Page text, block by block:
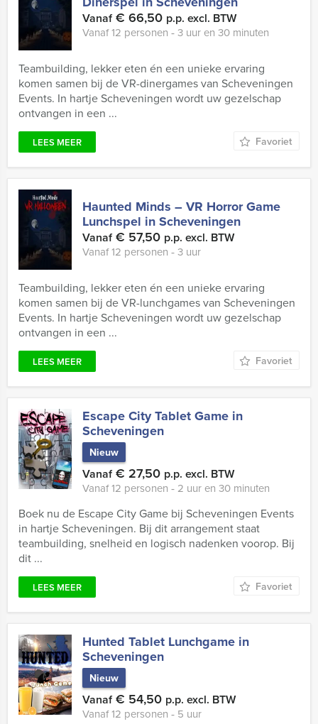
Vanaf€ 66,50 p.p. excl. BTW
Vanaf 12 personen ‐ 3 uur en 30 minuten
Teambuilding, lekker eten én een unieke ervaring
komen samen bij de VR-dinergames van Scheveningen
Events. In hartje Scheveningen wordt uw gezelschap
ontvangen in een ...
LEES MEER Favoriet
Haunted Minds – VR Horror Game
Lunchspel in Scheveningen
Vanaf€ 57,50 p.p. excl. BTW
Vanaf 12 personen ‐ 3 uur
Teambuilding, lekker eten én een unieke ervaring
komen samen bij de VR-lunchgames van Scheveningen
Events. In hartje Scheveningen wordt uw gezelschap
ontvangen in een ...
LEES MEER Favoriet
Escape City Tablet Game in
Scheveningen
Nieuw
Vanaf€ 27,50 p.p. excl. BTW
Vanaf 12 personen ‐ 2 uur en 30 minuten
Boek nu de Escape City Game bij Scheveningen Events
in hartje Scheveningen. Bij dit arrangement staat
teambuilding, snelheid en logisch nadenken voorop. Bij
dit ...
LEES MEER Favoriet
Hunted Tablet Lunchgame in
Scheveningen
Nieuw
Vanaf€ 54,50 p.p. excl. BTW
Vanaf 12 personen ‐ 5 uur